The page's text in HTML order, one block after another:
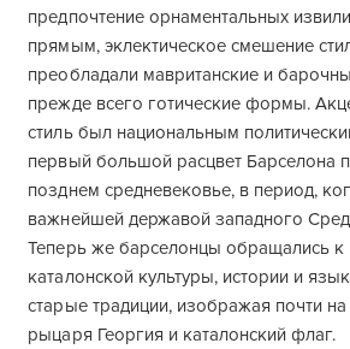
предпочтение орнаментальных
прямым, эклектическое смешение
преобладали мавританские и
прежде всего готические формы.
стиль был национальным
первый большой расцвет Барселона
позднем средневековье, в период,
важнейшей державой западного
Теперь же барселонцы обращались к
каталонской культуры, истории и
старые традиции, изображая почти
рыцаря Георгия и каталонский флаг.